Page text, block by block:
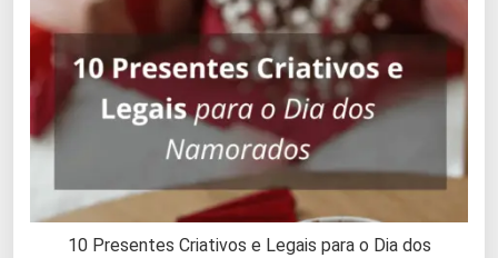
10 Presentes Criativos e Legais para o Dia dos